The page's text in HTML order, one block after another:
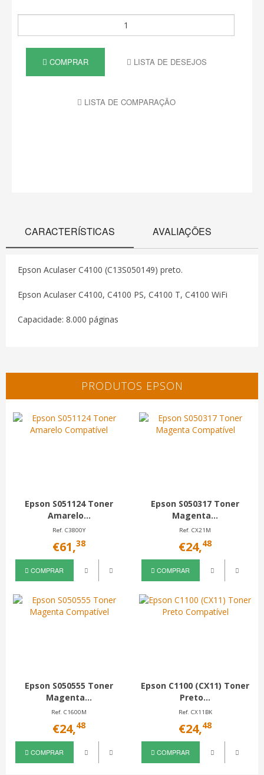
COMPRAR LISTA DE DESEJOS
LISTA DE COMPARAÇÃO
CARACTERÍSTICAS AVALIAÇÕES
Epson Aculaser C4100 (C13S050149) preto.
Epson Aculaser C4100, C4100 PS, C4100 T, C4100 WiFi
Capacidade: 8.000 páginas
PRODUTOS EPSON
Epson S051124 Toner
Amarelo...
Ref. C3800Y
€61,38
COMPRAR
Epson S050317 Toner
Magenta...
Ref. CX21M
€24,48
COMPRAR
Epson S050555 Toner
Magenta...
Ref. C1600M
€24,48
COMPRAR
Epson C1100 (CX11) Toner
Preto...
Ref. CX11BK
€24,48
COMPRAR